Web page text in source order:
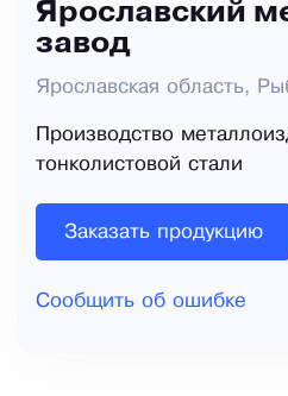
Ярославский
завод
Ярославская область,
Производство
тонколистовой стали
Заказать продукцию
Сообщить об ошибке